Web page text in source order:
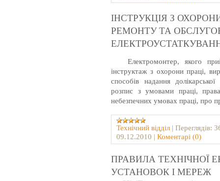
ІНСТРУКЦІЯ З
РЕМОНТУ ТА
Електромонтер, якого
інструктаж з охорони праці,
способів надання
розпис з умовами праці,
небезпечних умовах праці, про
Технічний відділ | Переглядів:
09.12.2010 | Коментарі (0)
ПРАВИЛА ТЕХНІЧНОЇ
УСТАНОВОК І МЕРЕЖ